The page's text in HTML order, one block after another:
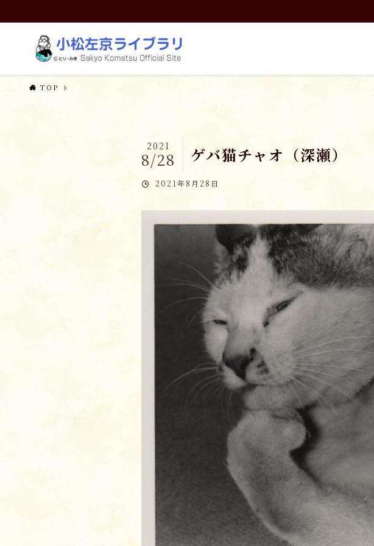
TOP
ゲバ猫チャオ（深瀬）
2021
8/28
2021年8月28日